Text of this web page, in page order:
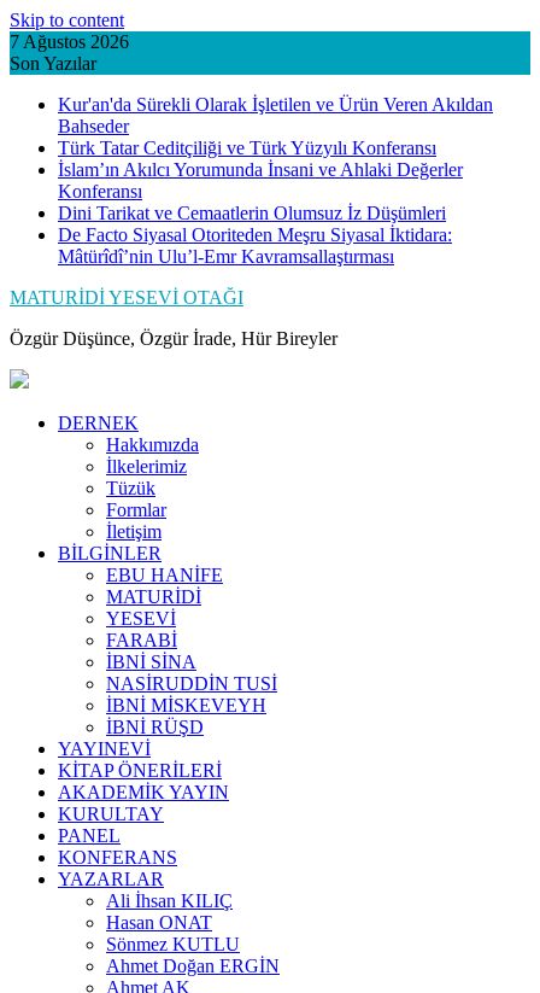
Skip to content
7 Ağustos 2026
Son Yazılar
Kur'an'da Sürekli Olarak İşletilen ve Ürün Veren Akıldan
Bahseder
Türk Tatar Ceditçiliği ve Türk Yüzyılı Konferansı
İslam’ın Akılcı Yorumunda İnsani ve Ahlaki Değerler
Konferansı
Dini Tarikat ve Cemaatlerin Olumsuz İz Düşümleri
De Facto Siyasal Otoriteden Meşru Siyasal İktidara:
Mâtürîdî’nin Ulu’l-Emr Kavramsallaştırması
MATURİDİ YESEVİ OTAĞI
Özgür Düşünce, Özgür İrade, Hür Bireyler
DERNEK
Hakkımızda
İlkelerimiz
Tüzük
Formlar
İletişim
BİLGİNLER
EBU HANİFE
MATURİDİ
YESEVİ
FARABİ
İBNİ SİNA
NASİRUDDİN TUSİ
İBNİ MİSKEVEYH
İBNİ RÜŞD
YAYINEVİ
KİTAP ÖNERİLERİ
AKADEMİK YAYIN
KURULTAY
PANEL
KONFERANS
YAZARLAR
Ali İhsan KILIÇ
Hasan ONAT
Sönmez KUTLU
Ahmet Doğan ERGİN
Ahmet AK